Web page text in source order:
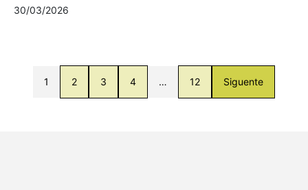
30/03/2026
1 2 3 4 … 12 Siguente